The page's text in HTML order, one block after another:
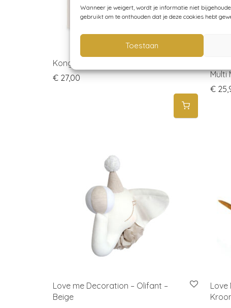
Wanneer je weigert, wordt je informatie niet
gebruikt om te onthouden dat je deze cookies hebt
Toestaan
Konges Sløjd – Poster – Walvis
€27,00
Multi
€
Love me Decoration – Olifant –
Beige
Love